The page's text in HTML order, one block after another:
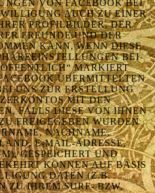
VON FACEBOOK BEI
AUCH ZU EINER
PROFILBILDER, DER
FREUNDE UND DER
KANN, WENN DIESE
BEI
MARKIERT
ÜBERMITTELTEN
UNS ZUR ERSTELLUNG
MIT DEN
FALLS DIESE VON IHNEN
FREIGEGEBEN WURDEN
NACHNAME,
E-MAIL-ADRESSE,
GESPEICHERT UND
KÖNNEN AUF BASIS
DATEN (Z.B.
ZU IHREM SURF- BZW.